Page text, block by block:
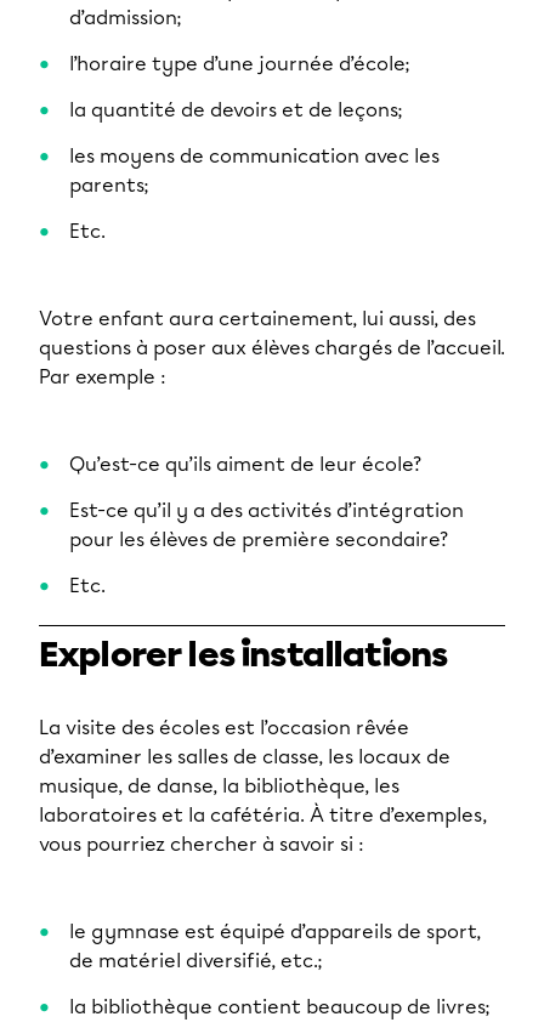
d’admission;
l’horaire type d’une journée d’école;
la quantité de devoirs et de leçons;
les moyens de communication avec les
parents;
Etc.
Votre enfant aura certainement, lui aussi, des
questions à poser aux élèves chargés de l’accueil.
Par exemple :
Qu’est-ce qu’ils aiment de leur école?
Est-ce qu’il y a des activités d’intégration
pour les élèves de première secondaire?
Etc.
Explorer les installations
La visite des écoles est l’occasion rêvée
d’examiner les salles de classe, les locaux de
musique, de danse, la bibliothèque, les
laboratoires et la cafétéria. À titre d’exemples,
vous pourriez chercher à savoir si :
le gymnase est équipé d’appareils de sport,
de matériel diversifié, etc.;
la bibliothèque contient beaucoup de livres;